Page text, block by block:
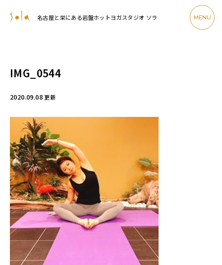
名古屋と栄にある岩盤ホットヨガスタジオ ソラ MENU
IMG_0544
2020.09.08更新